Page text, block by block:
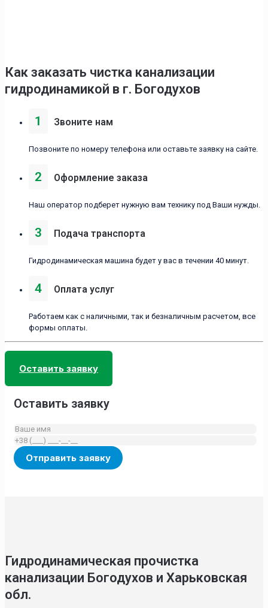
Как заказать чистка канализации
гидродинамикой в г. Богодухов
1 Звоните нам
Позвоните по номеру телефона или оставьте заявку на сайте.
2 Оформление заказа
Наш оператор подберет нужную вам технику под Ваши нужды.
3 Подача транспорта
Гидродинамическая машина будет у вас в течении 40 минут.
4 Оплата услуг
Работаем как с наличными, так и безналичным расчетом, все
формы оплаты.
Оставить заявку
Оставить заявку
Гидродинамическая прочистка
канализации Богодухов и Харьковская
обл.